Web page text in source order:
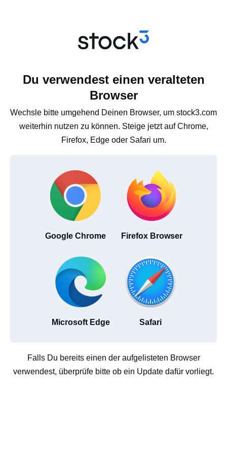
Du verwendest einen veralteten
Browser
Wechsle bitte umgehend Deinen Browser, um stock3.com
weiterhin nutzen zu können. Steige jetzt auf Chrome,
Firefox, Edge oder Safari um.
Google Chrome Firefox Browser
Microsoft Edge Safari
Falls Du bereits einen der aufgelisteten Browser
verwendest, überprüfe bitte ob ein Update dafür vorliegt.